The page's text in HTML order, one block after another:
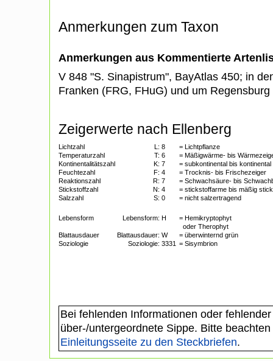
Anmerkungen zum Taxon
Anmerkungen aus Kommentierte
V 848 "S. Sinapistrum", BayAtlas 450; in
Franken (FRG, FHuG) und um
Zeigerwerte nach Ellenberg
Lichtzahl L: 8
= Lichtpflanze
Temperaturzahl
T: 6
= Mäßigwärme- bis
Kontinentalitätszahl
K: 7
= subkontinental bis kontinental
Feuchtezahl
F: 4
= Trocknis- bis Frischezeiger
Reaktionszahl
R: 7
= Schwachsäure- bis
Stickstoffzahl
N: 4
= stickstoffarme bis mäßig
Salzzahl
S: 0 = nicht salzertragend
Lebensform Lebensform: H
= Hemikryptophyt
oder Therophyt
Blattausdauer
Blattausdauer: W
= überwinternd grün
Soziologie
Soziologie: 3331 = Sisymbrion
Bei fehlenden Informationen oder
über-/untergeordnete Sippe. Bitte
Einleitungsseite zu den Steckbriefen.